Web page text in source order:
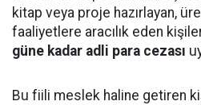
kitap veya proje hazırlayan,
faaliyetlere aracılık eden
güne kadar adli para cezası
Bu fiili meslek haline getiren